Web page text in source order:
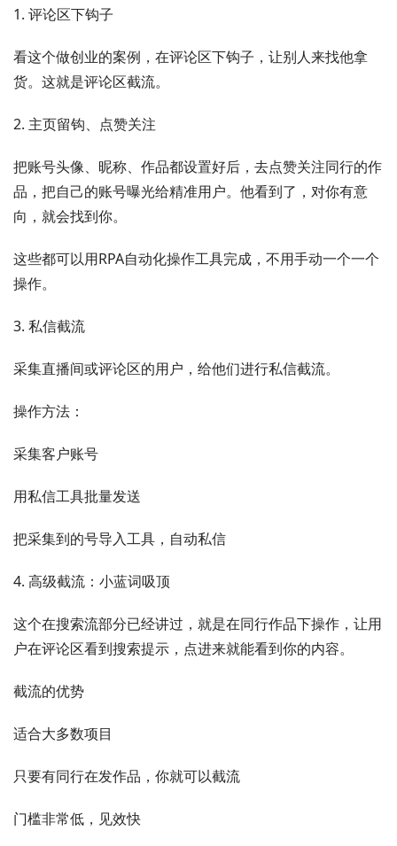
1. 评论区下钩子
看这个做创业的案例，在评论区下钩子，让别人来找他拿
货。这就是评论区截流。
2. 主页留钩、点赞关注
把账号头像、昵称、作品都设置好后，去点赞关注同行的作
品，把自己的账号曝光给精准用户。他看到了，对你有意
向，就会找到你。
这些都可以用RPA自动化操作工具完成，不用手动一个一个
操作。
3. 私信截流
采集直播间或评论区的用户，给他们进行私信截流。
操作方法：
采集客户账号
用私信工具批量发送
把采集到的号导入工具，自动私信
4. 高级截流：小蓝词吸顶
这个在搜索流部分已经讲过，就是在同行作品下操作，让用
户在评论区看到搜索提示，点进来就能看到你的内容。
截流的优势
适合大多数项目
只要有同行在发作品，你就可以截流
门槛非常低，见效快